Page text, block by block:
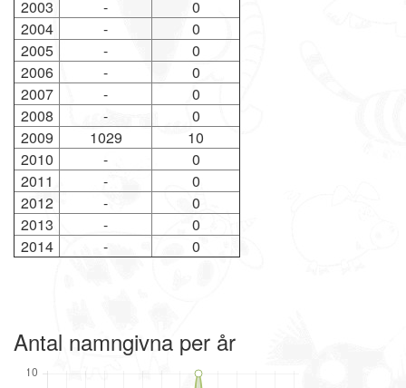
2003
-
0
2004
-
0
2005
-
0
2006
-
0
2007
-
0
2008
-
0
2009
1029
10
2010
-
0
2011
-
0
2012
-
0
2013
-
0
2014
- 0
Antal namngivna per år